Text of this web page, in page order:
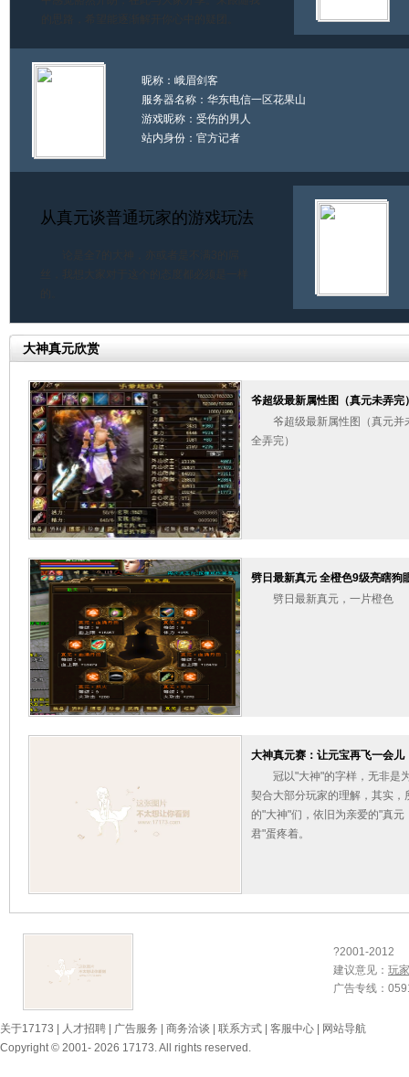
昵称：峨眉剑客
服务器名称：华东电信一区花果山
游戏昵称：受伤的男人
站内身份：官方记者
从真元谈普通玩家的游戏玩法
大神真元欣赏
爷超级最新属性图（真元未弄完
爷超级最新属性图（真元并
全弄完）
劈日最新真元 全橙色9级亮瞎狗
劈日最新真元，一片橙色
大神真元赛：让元宝再飞一会儿
冠以"大神"的字样，无非是
契合大部分玩家的理解，其实，
的"大神"们，依旧为亲爱的"真元
君"蛋疼着。
?2001-2012
建议意见： 玩
广告专线：
关于17173 人才招聘 广告服务 商务洽谈 联系方式 客服中心
网站导航
Copyright © 2001- 2026 17173. All rights reserved.